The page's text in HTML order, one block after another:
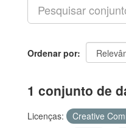
Ordenar por
1 conjunto de
Licenças:
Creative